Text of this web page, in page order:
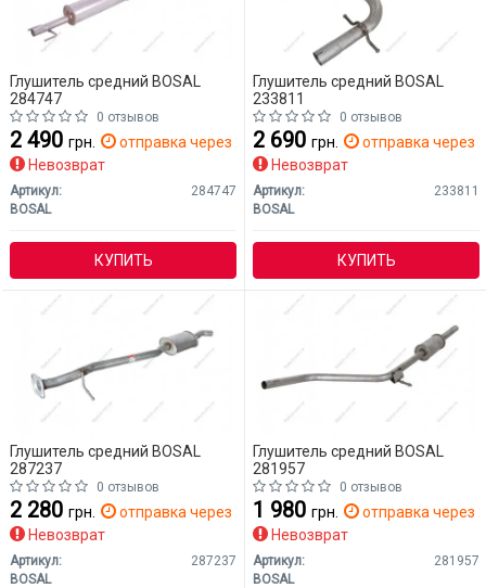
Глушитель средний BOSAL
284747
0 отзывов
2 490 грн.
отправка через 2 дн.
Невозврат
Артикул:
284747
BOSAL
КУПИТЬ
Глушитель средний BOSAL
233811
0 отзывов
2 690 грн.
отправка через
Невозврат
Артикул:
233811
BOSAL
КУПИТЬ
Глушитель средний BOSAL
287237
0 отзывов
2 280 грн.
отправка через 2 дн.
Невозврат
Артикул:
287237
BOSAL
Глушитель средний BOSAL
281957
0 отзывов
1 980 грн.
отправка через
Невозврат
Артикул:
281957
BOSAL